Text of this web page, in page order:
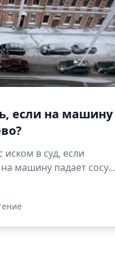
если на машину
в суд, если
машину падает сосу...